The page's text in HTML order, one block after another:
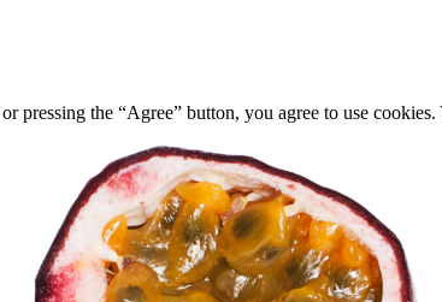
the “Agree” button, you agree to use